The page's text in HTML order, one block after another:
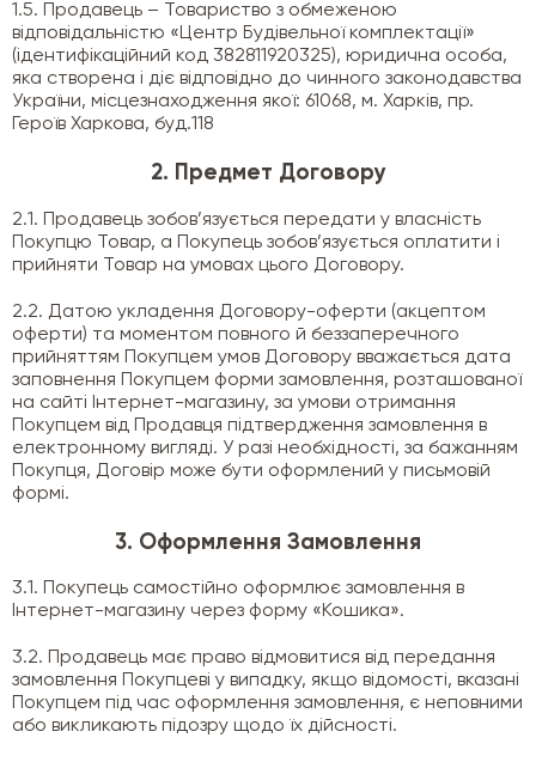
1.5. Продавець – Товариство з обмеженою
відповідальністю «Центр Будівельної комплектації»
(ідентифікаційний код 382811920325), юридична особа,
яка створена і діє відповідно до чинного законодавства
України, місцезнаходження якої: 61068, м. Харків, пр.
Героїв Харкова, буд.118
2. Предмет Договору
2.1. Продавець зобов’язується передати у власність
Покупцю Товар, а Покупець зобов’язується оплатити і
прийняти Товар на умовах цього Договору.
2.2. Датою укладення Договору-оферти (акцептом
оферти) та моментом повного й беззаперечного
прийняттям Покупцем умов Договору вважається дата
заповнення Покупцем форми замовлення, розташованої
на сайті Інтернет-магазину, за умови отримання
Покупцем від Продавця підтвердження замовлення в
електронному вигляді. У разі необхідності, за бажанням
Покупця, Договір може бути оформлений у письмовій
формі.
3. Оформлення Замовлення
3.1. Покупець самостійно оформлює замовлення в
Інтернет-магазину через форму «Кошика».
3.2. Продавець має право відмовитися від передання
замовлення Покупцеві у випадку, якщо відомості, вказані
Покупцем під час оформлення замовлення, є неповними
або викликають підозру щодо їх дійсності.